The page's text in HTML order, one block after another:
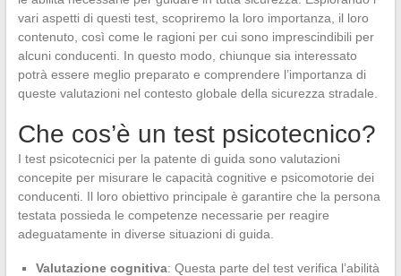
vari aspetti di questi test, scopriremo la loro importanza, il loro
contenuto, così come le ragioni per cui sono imprescindibili per
alcuni conducenti. In questo modo, chiunque sia interessato
potrà essere meglio preparato e comprendere l’importanza di
queste valutazioni nel contesto globale della sicurezza stradale.
Che cos’è un test psicotecnico?
I test psicotecnici per la patente di guida sono valutazioni
concepite per misurare le capacità cognitive e psicomotorie dei
conducenti. Il loro obiettivo principale è garantire che la persona
testata possieda le competenze necessarie per reagire
adeguatamente in diverse situazioni di guida.
Valutazione cognitiva: Questa parte del test verifica l’abilità